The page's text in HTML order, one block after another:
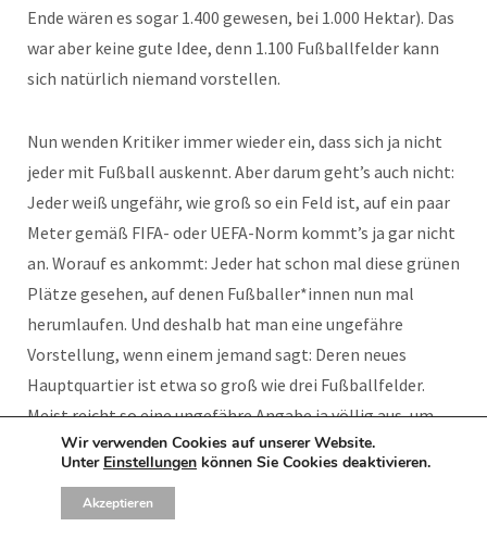
Ende wären es sogar 1.400 gewesen, bei 1.000 Hektar). Das
war aber keine gute Idee, denn 1.100 Fußballfelder kann
sich natürlich niemand vorstellen.
Nun wenden Kritiker immer wieder ein, dass sich ja nicht
jeder mit Fußball auskennt. Aber darum geht’s auch nicht:
Jeder weiß ungefähr, wie groß so ein Feld ist, auf ein paar
Meter gemäß FIFA- oder UEFA-Norm kommt’s ja gar nicht
an. Worauf es ankommt: Jeder hat schon mal diese grünen
Plätze gesehen, auf denen Fußballer*innen nun mal
herumlaufen. Und deshalb hat man eine ungefähre
Vorstellung, wenn einem jemand sagt: Deren neues
Hauptquartier ist etwa so groß wie drei Fußballfelder.
Meist reicht so eine ungefähre Angabe ja völlig aus, um
dem anderen ein passables Bild vor Augen zu führen.
Der zweite Vorwurf, der Fußballfeld-Vergleichen
Wir verwenden Cookies auf unserer Website.
Unter Einstellungen können Sie Cookies deaktivieren.
Akzeptieren